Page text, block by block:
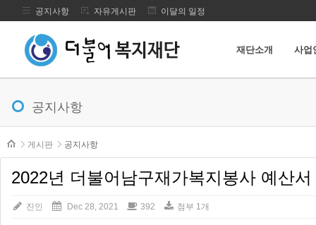
메뉴 건너뛰기
공지사항 자유게시판 이달의 일정
재단소개 사업
공지사항
본문시작
게시판
공지사항
2022년 더불어남구재가복지봉사 예산서
진인 Dec 28, 2021 392 첨부 1개